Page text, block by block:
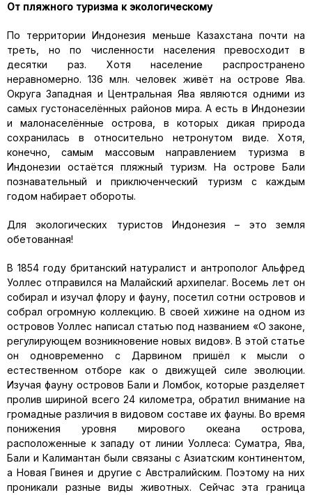
От пляжного туризма к экологическому
По территории Индонезия меньше Казахстана почти на
треть, но по численности населения превосходит в
десятки раз. Хотя население распространено
неравномерно. 136 млн. человек живёт на острове Ява.
Округа Западная и Центральная Ява являются одними из
самых густонаселённых районов мира. А есть в Индонезии
и малонаселённые острова, в которых дикая природа
сохранилась в относительно нетронутом виде. Хотя,
конечно, самым массовым направлением туризма в
Индонезии остаётся пляжный туризм. На острове Бали
познавательный и приключенческий туризм с каждым
годом набирает обороты.
Для экологических туристов Индонезия – это земля
обетованная!
В 1854 году британский натуралист и антрополог Альфред
Уоллес отправился на Малайский архипелаг. Восемь лет он
собирал и изучал флору и фауну, посетил сотни островов и
собрал огромную коллекцию. В своей хижине на одном из
островов Уоллес написал статью под названием «О законе,
регулирующем возникновение новых видов». В этой статье
он одновременно с Дарвином пришёл к мысли о
естественном отборе как о движущей силе эволюции.
Изучая фауну островов Бали и Ломбок, которые разделяет
пролив шириной всего 24 километра, обратил внимание на
громадные различия в видовом составе их фауны. Во время
понижения уровня мирового океана острова,
расположенные к западу от линии Уоллеса: Суматра, Ява,
Бали и Калимантан были связаны с Азиатским континентом,
а Новая Гвинея и другие с Австралийским. Поэтому на них
проникали разные виды животных. Сейчас эта граница